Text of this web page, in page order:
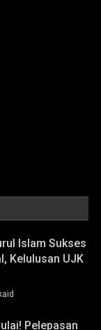
Islam Sukses
Kelulusan UJK
Pelepasan